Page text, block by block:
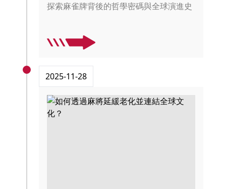
探索麻雀牌背後的哲學密碼與全球演進史
2025-11-28